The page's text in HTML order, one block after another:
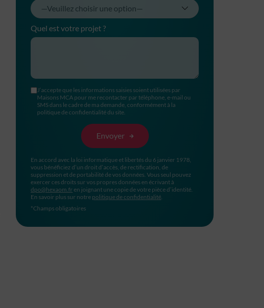
Quel est votre projet ?
J’accepte que les informations saisies soient utilisées par
Maisons MCA pour me recontacter par téléphone, e-mail ou
SMS dans le cadre de ma demande, conformément à la
politique de confidentialité du site.
En accord avec la loi informatique et libertés du 6 janvier 1978,
vous bénéficiez d’un droit d’accès, de rectification, de
suppression et de portabilité de vos données. Vous seul pouvez
exercer ces droits sur vos propres données en écrivant à
dpo@hexaom.fr en joignant une copie de votre pièce d’identité.
En savoir plus sur notre politique de confidentialité
*Champs obligatoires